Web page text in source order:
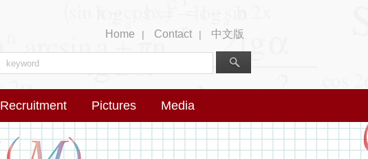
Home | Contact | 中文版
Recruitment Pictures Media